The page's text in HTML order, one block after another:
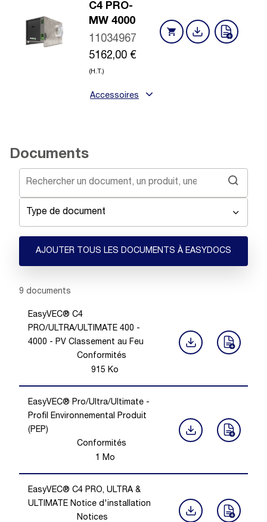
C4 PRO-
MW 4000
11034967
5162,00 €
(H.T.)
Accessoires
Documents
Type de document
AJOUTER TOUS LES DOCUMENTS À EASYDOCS
Showing 1 -9
9 documents
EasyVEC® C4
PRO/ULTRA/ULTIMATE 400 -
4000 - PV Classement au Feu
Conformités
915 Ko
EasyVEC® Pro/Ultra/Ultimate -
Profil Environnemental Produit
(PEP)
Conformités
1 Mo
EasyVEC® C4 PRO, ULTRA &
ULTIMATE Notice d'installation
Notices